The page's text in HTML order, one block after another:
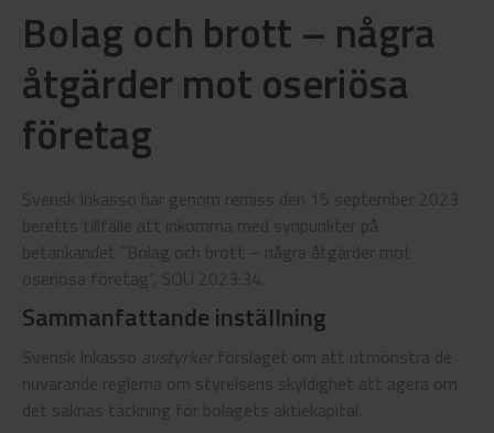
Bolag och brott – några
åtgärder mot oseriösa
företag
Svensk Inkasso har genom remiss den 15 september 2023
beretts tillfälle att inkomma med synpunkter på
betänkandet ”Bolag och brott – några åtgärder mot
oseriösa företag”, SOU 2023:34.
Sammanfattande inställning
Svensk Inkasso avstyrker förslaget om att utmönstra de
nuvarande reglerna om styrelsens skyldighet att agera om
det saknas täckning för bolagets aktiekapital.